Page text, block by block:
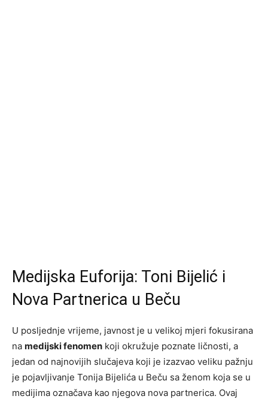
Medijska Euforija: Toni Bijelić i
Nova Partnerica u Beču
U posljednje vrijeme, javnost je u velikoj mjeri fokusirana
na medijski fenomen koji okružuje poznate ličnosti, a
jedan od najnovijih slučajeva koji je izazvao veliku pažnju
je pojavljivanje Tonija Bijelića u Beču sa ženom koja se u
medijima označava kao njegova nova partnerica. Ovaj